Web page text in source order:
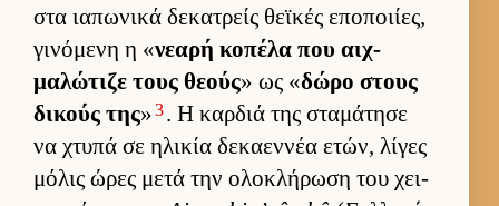
στα ια­πωνικά δεκατρείς θεϊκές εποποι­ίες,
γινόμενη η «νεαρή κοπέλα που αιχ­
μαλώτιζε τους θεούς» ως «δώρο στους
δικούς της»3. Η καρ­διά της σταμάτησε
να χτυπά σε ηλικία δεκαεν­νέα ετών, λίγες
μόλις ώρες μετά την ολοκλήρωση του χει­